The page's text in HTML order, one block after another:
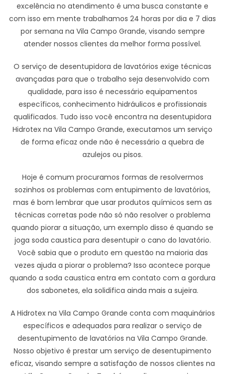
excelência no atendimento é uma busca constante e
com isso em mente trabalhamos 24 horas por dia e 7 dias
por semana na Vila Campo Grande, visando sempre
atender nossos clientes da melhor forma possível.
O serviço de desentupidora de lavatórios exige técnicas
avançadas para que o trabalho seja desenvolvido com
qualidade, para isso é necessário equipamentos
específicos, conhecimento hidráulicos e profissionais
qualificados. Tudo isso você encontra na desentupidora
Hidrotex na Vila Campo Grande, executamos um serviço
de forma eficaz onde não é necessário a quebra de
azulejos ou pisos.
Hoje é comum procuramos formas de resolvermos
sozinhos os problemas com entupimento de lavatórios,
mas é bom lembrar que usar produtos químicos sem as
técnicas corretas pode não só não resolver o problema
quando piorar a situação, um exemplo disso é quando se
joga soda caustica para desentupir o cano do lavatório.
Você sabia que o produto em questão na maioria das
vezes ajuda a piorar o problema? Isso acontece porque
quando a soda caustica entra em contato com a gordura
dos sabonetes, ela solidifica ainda mais a sujeira.
A Hidrotex na Vila Campo Grande conta com maquinários
específicos e adequados para realizar o serviço de
desentupimento de lavatórios na Vila Campo Grande.
Nosso objetivo é prestar um serviço de desentupimento
eficaz, visando sempre a satisfação de nossos clientes na